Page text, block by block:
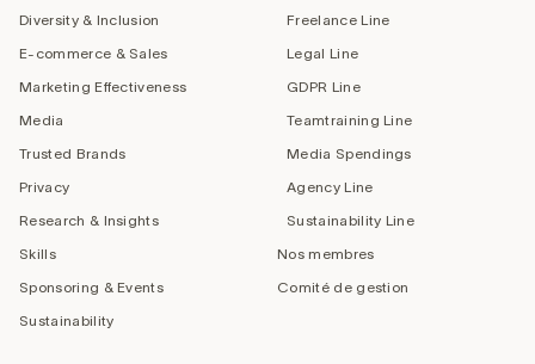
Diversity & Inclusion
E-commerce & Sales
Marketing Effectiveness
Media
Trusted Brands
Privacy
Research & Insights
Skills
Sponsoring & Events
Sustainability
Freelance Line
Legal Line
GDPR Line
Teamtraining Line
Media Spendings
Agency Line
Sustainability Line
Nos membres
Comité de gestion